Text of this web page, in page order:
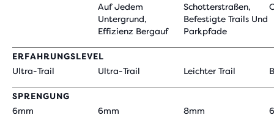
Auf Jedem
Untergrund,
Effizienz Bergauf
Schotterstraßen,
Befestigte Trails Und
Parkpfade
ERFAHRUNGSLEVEL
Ultra-Trail
Ultra-Trail Leichter Trail
SPRENGUNG
6mm
6mm 8mm